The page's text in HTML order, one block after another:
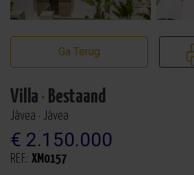
Ga Terug
Villa · Bestaand
Jávea · Jávea
€ 2.150.000
REF.: XM0157